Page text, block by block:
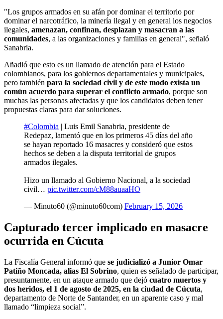
"Los grupos armados en su afán por dominar el territorio por
dominar el narcotráfico, la minería ilegal y en general los negocios
ilegales, amenazan, confinan, desplazan y masacran a las
comunidades, a las organizaciones y familias en general", señaló
Sanabria.
Añadió que esto es un llamado de atención para el Estado
colombianos, para los gobiernos departamentales y municipales,
pero también para la sociedad civil y de este modo exista un
común acuerdo para superar el conflicto armado, porque son
muchas las personas afectadas y que los candidatos deben tener
propuestas claras para dar soluciones.
#Colombia | Luis Emil Sanabria, presidente de
Redepaz, lamentó que en los primeros 45 días del año
se hayan reportado 16 masacres y consideró que estos
hechos se deben a la disputa territorial de grupos
armados ilegales.
Hizo un llamado al Gobierno Nacional, a la sociedad
civil… pic.twitter.com/cM88auaaHO
— Minuto60 (@minuto60com) February 15, 2026
Capturado tercer implicado en masacre
ocurrida en Cúcuta
La Fiscalía General informó que se judicializó a Junior Omar
Patiño Moncada, alias El Sobrino, quien es señalado de participar,
presuntamente, en un ataque armado que dejó cuatro muertos y
dos heridos, el 1 de agosto de 2025, en la ciudad de Cúcuta,
departamento de Norte de Santander, en un aparente caso y mal
llamado “limpieza social”.